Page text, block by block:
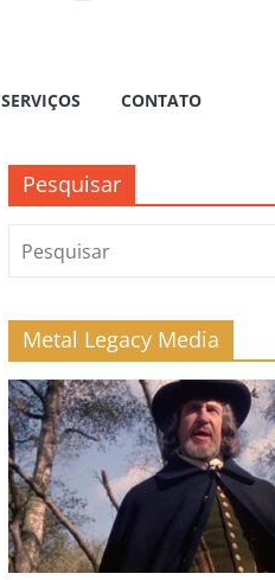
SERVIÇOS CONTATO
Pesquisar
Metal Legacy Media